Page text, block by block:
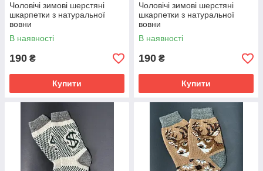
Чоловічі зимові шерстяні
шкарпетки з натуральної
вовни
В наявності
190 ₴
Купити
Чоловічі зимові шерстяні
шкарпетки з натуральної
вовни
В наявності
190 ₴
Купити